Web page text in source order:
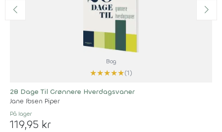
Bog
★★★★★(1)
28 Dage Til Grønnere Hverdagsvaner
Jane Ibsen Piper
På lager
119,95 kr